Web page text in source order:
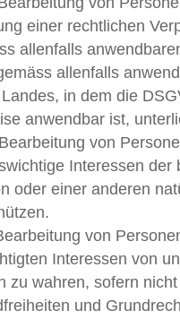
einer rechtlichen
allenfalls
allenfalls
in dem die
anwendbar ist,
von
Interessen der
oder einer anderen
von
Interessen von
zu wahren, sofern
und